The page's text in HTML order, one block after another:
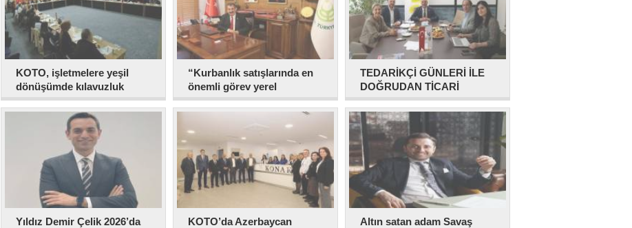
KOTO, işletmelere yeşil
dönüşümde kılavuzluk
ediyor
“Kurbanlık satışlarında en
önemli görev yerel
yönetimlerde…”
TEDARİKÇİ GÜNLERİ İLE
DOĞRUDAN TİCARİ
TEMAS ARTIYOR
Yıldız Demir Çelik 2026’da
KOTO’da Azerbaycan
Altın satan adam Savaş